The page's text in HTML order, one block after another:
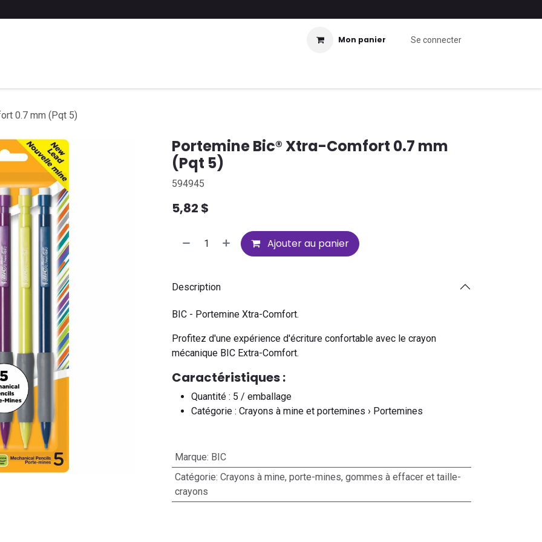
Mon panier Se connecter
0.7 mm (Pqt 5)
Portemine Bic® Xtra-Comfort 0.7 mm
(Pqt 5)
594945
5,82 $
Ajouter au panier
Description
BIC - Portemine Xtra-Comfort.
Profitez d'une expérience d'écriture confortable avec le crayon
mécanique BIC Extra-Comfort.
Caractéristiques :
Quantité : 5 / emballage
Catégorie : Crayons à mine et portemines › Portemines
Marque: BIC
Catégorie: Crayons à mine, porte-mines, gommes à effacer et taille-
crayons